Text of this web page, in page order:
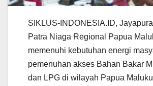
SIKLUS-INDONESIA.ID,
Patra Niaga Regional Papua
memenuhi kebutuhan energi
pemenuhan akses Bahan Bakar
dan LPG di wilayah Papua